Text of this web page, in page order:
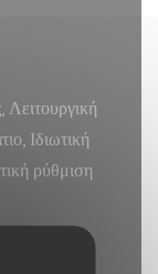
Ιδιωτική
ρύθμιση